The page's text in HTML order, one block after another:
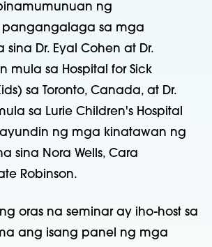
ng
pangangalaga sa mga
Dr. Eyal Cohen at Dr.
mula sa Hospital for Sick
sa Toronto, Canada, at Dr.
sa Lurie Children's Hospital
ng mga kinatawan ng
sina Nora Wells, Cara
Robinson.
oras na seminar ay iho-host sa
ang isang panel ng mga